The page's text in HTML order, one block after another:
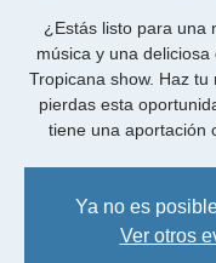
¿Estás listo para una
música y una
Tropicana show. Haz
pierdas esta
tiene una aportación
Ya no es
Ver otros